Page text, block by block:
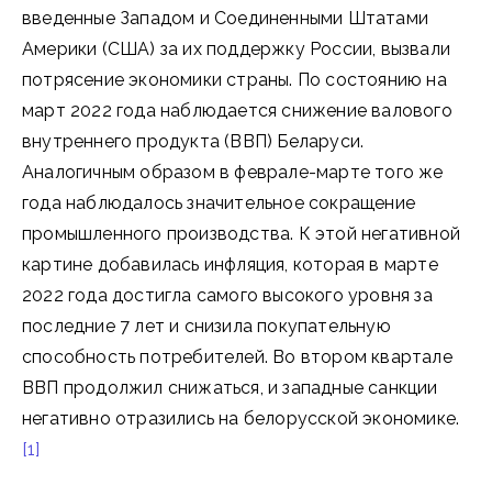
введенные Западом и Соединенными Штатами
Америки (США) за их поддержку России, вызвали
потрясение экономики страны. По состоянию на
март 2022 года наблюдается снижение валового
внутреннего продукта (ВВП) Беларуси.
Аналогичным образом в феврале-марте того же
года наблюдалось значительное сокращение
промышленного производства. К этой негативной
картине добавилась инфляция, которая в марте
2022 года достигла самого высокого уровня за
последние 7 лет и снизила покупательную
способность потребителей. Во втором квартале
ВВП продолжил снижаться, и западные санкции
негативно отразились на белорусской экономике.
[1]